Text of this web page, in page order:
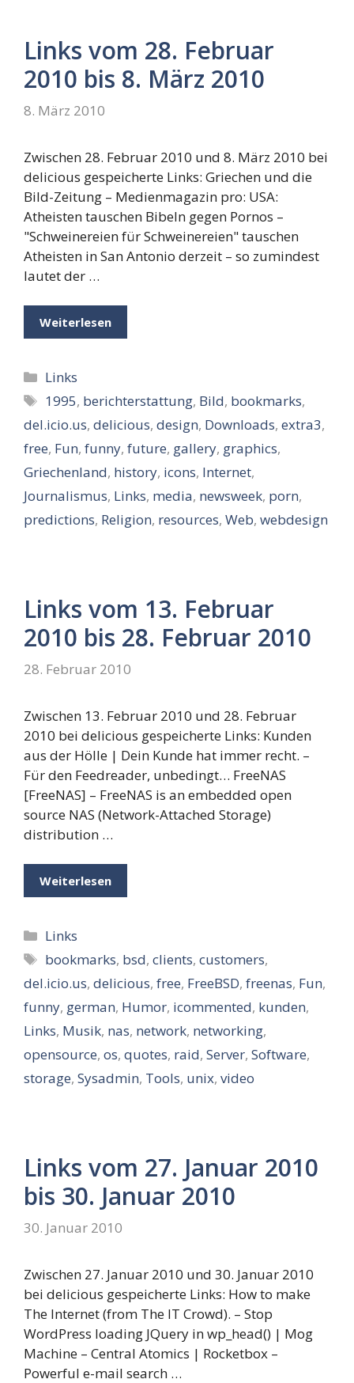
Links vom 28. Februar
2010 bis 8. März 2010
8. März 2010
Zwischen 28. Februar 2010 und 8. März 2010 bei
delicious gespeicherte Links: Griechen und die
Bild-Zeitung – Medienmagazin pro: USA:
Atheisten tauschen Bibeln gegen Pornos –
"Schweinereien für Schweinereien" tauschen
Atheisten in San Antonio derzeit – so zumindest
lautet der …
Weiterlesen
Kategorien
Links
Schlagwörter
1995, berichterstattung, Bild, bookmarks,
del.icio.us, delicious, design, Downloads, extra3,
free, Fun, funny, future, gallery, graphics,
Griechenland, history, icons, Internet,
Journalismus, Links, media, newsweek, porn,
predictions, Religion, resources, Web, webdesign
Links vom 13. Februar
2010 bis 28. Februar 2010
28. Februar 2010
Zwischen 13. Februar 2010 und 28. Februar
2010 bei delicious gespeicherte Links: Kunden
aus der Hölle | Dein Kunde hat immer recht. –
Für den Feedreader, unbedingt… FreeNAS
[FreeNAS] – FreeNAS is an embedded open
source NAS (Network-Attached Storage)
distribution …
Weiterlesen
Kategorien
Links
Schlagwörter
bookmarks, bsd,clients,customers,
del.icio.us, delicious, free, FreeBSD, freenas, Fun,
funny, german, Humor, icommented, kunden,
Links, Musik, nas, network, networking,
opensource, os, quotes, raid, Server, Software,
storage, Sysadmin, Tools, unix, video
Links vom 27. Januar 2010
bis 30. Januar 2010
30. Januar 2010
Zwischen 27. Januar 2010 und 30. Januar 2010
bei delicious gespeicherte Links: How to make
The Internet (from The IT Crowd). – Stop
WordPress loading JQuery in wp_head() | Mog
Machine – Central Atomics | Rocketbox –
Powerful e-mail search …